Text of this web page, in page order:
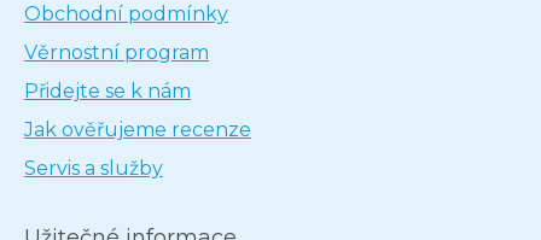
Obchodní podmínky
Věrnostní program
Přidejte se k nám
Jak ověřujeme recenze
Servis a služby